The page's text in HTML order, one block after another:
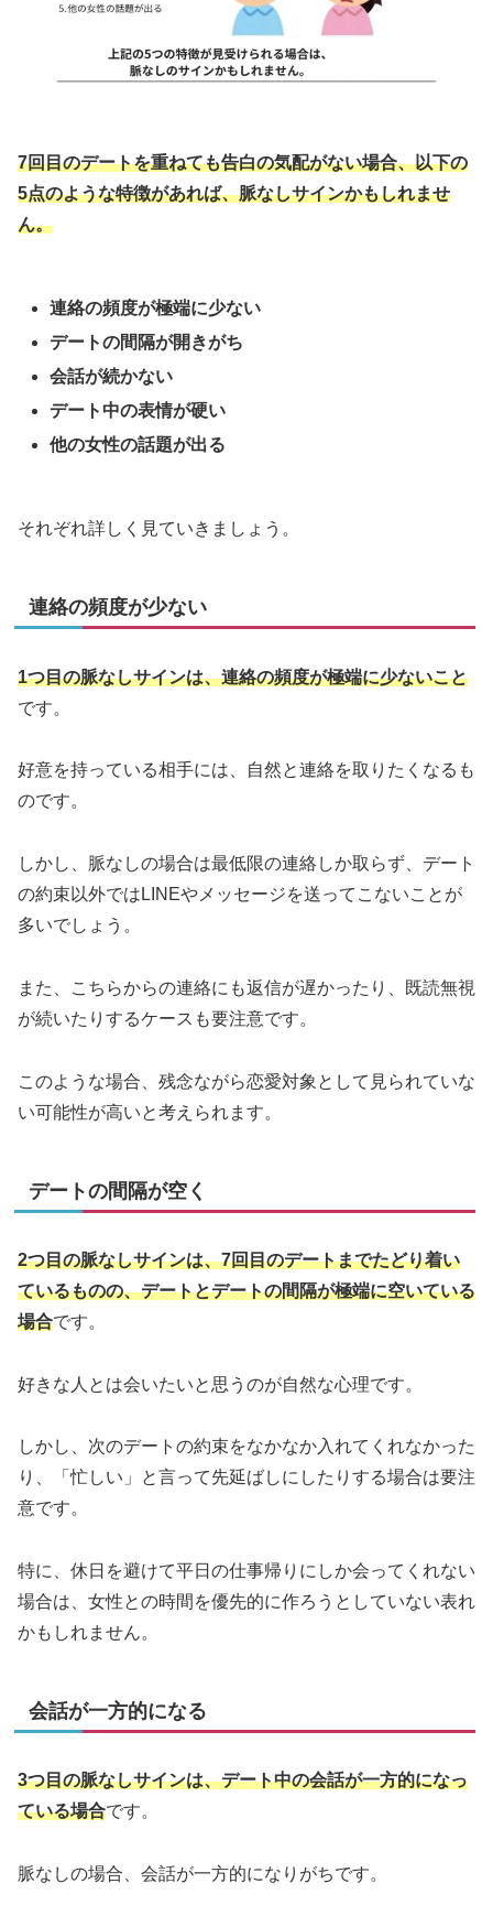
7回目のデートを重ねても告白の気配がない場合、以下の
5点のような特徴があれば、脈なしサインかもしれませ
ん。
連絡の頻度が極端に少ない
デートの間隔が開きがち
会話が続かない
デート中の表情が硬い
他の女性の話題が出る
それぞれ詳しく見ていきましょう。
連絡の頻度が少ない
1つ目の脈なしサインは、連絡の頻度が極端に少ないこと
です。
好意を持っている相手には、自然と連絡を取りたくなるも
のです。
しかし、脈なしの場合は最低限の連絡しか取らず、デート
の約束以外ではLINEやメッセージを送ってこないことが
多いでしょう。
また、こちらからの連絡にも返信が遅かったり、既読無視
が続いたりするケースも要注意です。
このような場合、残念ながら恋愛対象として見られていな
い可能性が高いと考えられます。
デートの間隔が空く
2つ目の脈なしサインは、7回目のデートまでたどり着い
ているものの、デートとデートの間隔が極端に空いている
場合です。
好きな人とは会いたいと思うのが自然な心理です。
しかし、次のデートの約束をなかなか入れてくれなかった
り、「忙しい」と言って先延ばしにしたりする場合は要注
意です。
特に、休日を避けて平日の仕事帰りにしか会ってくれない
場合は、女性との時間を優先的に作ろうとしていない表れ
かもしれません。
会話が一方的になる
3つ目の脈なしサインは、デート中の会話が一方的になっ
ている場合です。
脈なしの場合、会話が一方的になりがちです。